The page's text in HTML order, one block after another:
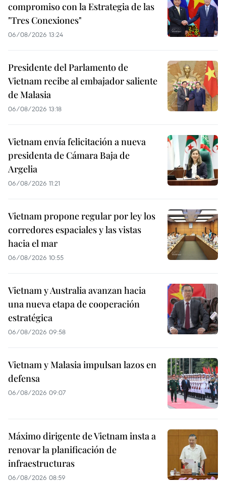
compromiso con la Estrategia de las
"Tres Conexiones"
06/08/2026 13:24
Presidente del Parlamento de
Vietnam recibe al embajador saliente
de Malasia
06/08/2026 13:18
Vietnam envía felicitación a nueva
presidenta de Cámara Baja de
Argelia
06/08/2026 11:21
Vietnam propone regular por ley los
corredores espaciales y las vistas
hacia el mar
06/08/2026 10:55
Vietnam y Australia avanzan hacia
una nueva etapa de cooperación
estratégica
06/08/2026 09:58
Vietnam y Malasia impulsan lazos en
defensa
06/08/2026 09:07
Máximo dirigente de Vietnam insta a
renovar la planificación de
infraestructuras
06/08/2026 08:59